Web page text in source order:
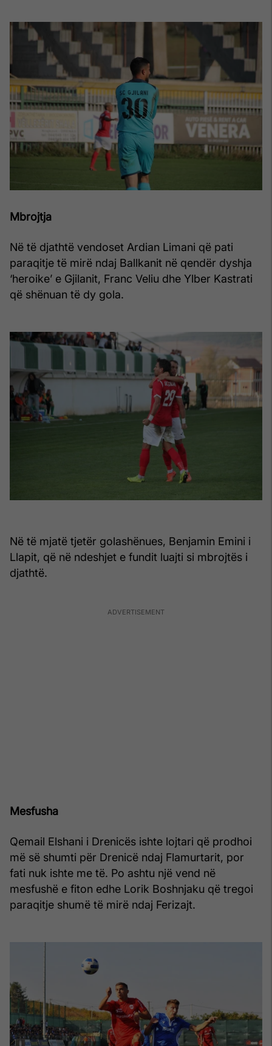
Mbrojtja
Në të djathtë vendoset Ardian Limani që pati
paraqitje të mirë ndaj Ballkanit në qendër dyshja
‘heroike’ e Gjilanit, Franc Veliu dhe Ylber Kastrati
që shënuan të dy gola.
Në të mjatë tjetër golashënues, Benjamin Emini i
Llapit, që në ndeshjet e fundit luajti si mbrojtës i
djathtë.
Mesfusha
Qemail Elshani i Drenicës ishte lojtari që prodhoi
më së shumti për Drenicë ndaj Flamurtarit, por
fati nuk ishte me të. Po ashtu një vend në
mesfushë e fiton edhe Lorik Boshnjaku që tregoi
paraqitje shumë të mirë ndaj Ferizajt.